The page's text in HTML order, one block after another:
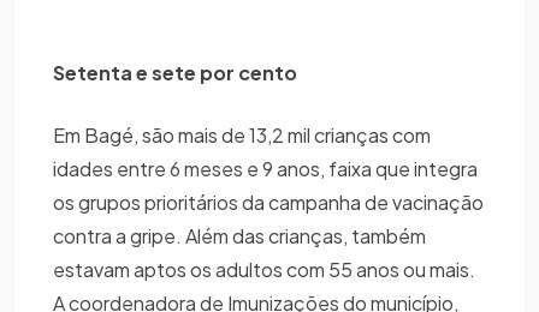
Setenta e sete por cento
Em Bagé, são mais de 13,2 mil crianças com
idades entre 6 meses e 9 anos, faixa que integra
os grupos prioritários da campanha de vacinação
contra a gripe. Além das crianças, também
estavam aptos os adultos com 55 anos ou mais.
A coordenadora de Imunizações do município,